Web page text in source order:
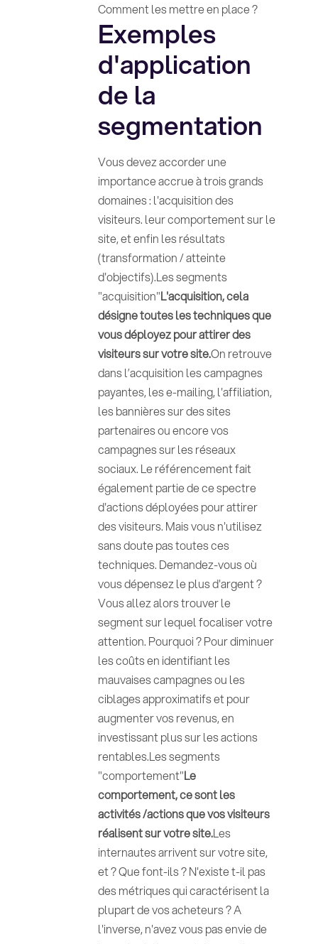
Comment les mettre en place ?
Exemples
d'application
de la
segmentation
Vous devez accorder une
importance accrue à trois grands
domaines : l'acquisition des
visiteurs. leur comportement sur le
site, et enfin les résultats
(transformation / atteinte
d'objectifs).Les segments
"acquisition"L'acquisition, cela
désigne toutes les techniques que
vous déployez pour attirer des
visiteurs sur votre site.On retrouve
dans l’acquisition les campagnes
payantes, les e-mailing, l'affiliation,
les bannières sur des sites
partenaires ou encore vos
campagnes sur les réseaux
sociaux. Le référencement fait
également partie de ce spectre
d'actions déployées pour attirer
des visiteurs. Mais vous n'utilisez
sans doute pas toutes ces
techniques. Demandez-vous où
vous dépensez le plus d'argent ?
Vous allez alors trouver le
segment sur lequel focaliser votre
attention. Pourquoi ? Pour diminuer
les coûts en identifiant les
mauvaises campagnes ou les
ciblages approximatifs et pour
augmenter vos revenus, en
investissant plus sur les actions
rentables.Les segments
"comportement"Le
comportement, ce sont les
activités /actions que vos visiteurs
réalisent sur votre site.Les
internautes arrivent sur votre site,
et ? Que font-ils ? N'existe t-il pas
des métriques qui caractérisent la
plupart de vos acheteurs ? A
l'inverse, n'avez vous pas envie de